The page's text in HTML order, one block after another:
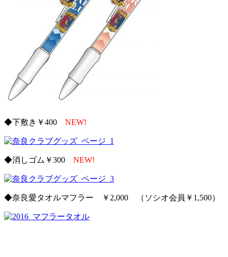
◆下敷き￥400 NEW!
◆消しゴム￥300 NEW!
◆奈良愛タオルマフラー ￥2,000 （ソシオ会員￥1,500）